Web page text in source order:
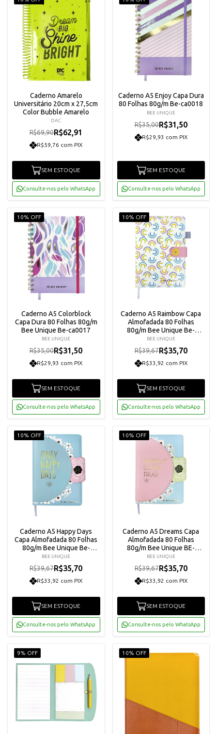
Caderno Amarelo
Universitário 20cm x 27,5cm
Color Bubble Amarelo
DAC
R$69,90R$62,91
R$59,76 com PIX
SEM ESTOQUE
Consulte-nos pelo WhatsApp
Caderno A5 Enjoy Capa Dura
80 Folhas 80g/m Be-ca0018
BEE UNIQUE
R$35,00R$31,50
R$29,93 com PIX
SEM ESTOQUE
Consulte-nos pelo WhatsApp
10% OFF
Caderno A5 Colorblock
Capa Dura 80 Folhas 80g/m
Bee Unique Be-ca0017
BEE UNIQUE
R$35,00R$31,50
R$29,93 com PIX
SEM ESTOQUE
Consulte-nos pelo WhatsApp
10% OFF
Caderno A5 Raimbow Capa
Almofadada 80 Folhas
80g/m Bee Unique Be-
ca0016
BEE UNIQUE
R$39,67R$35,70
R$33,92 com PIX
SEM ESTOQUE
Consulte-nos pelo WhatsApp
10% OFF
Caderno A5 Happy Days
Capa Almofadada 80 Folhas
80g/m Bee Unique Be-
ca0014
BEE UNIQUE
R$39,67R$35,70
R$33,92 com PIX
SEM ESTOQUE
Consulte-nos pelo WhatsApp
10% OFF
Caderno A5 Dreams Capa
Almofadada 80 Folhas
80g/m Bee Unique BE-
CA0013
BEE UNIQUE
R$39,67R$35,70
R$33,92 com PIX
SEM ESTOQUE
Consulte-nos pelo WhatsApp
9% OFF 10% OFF